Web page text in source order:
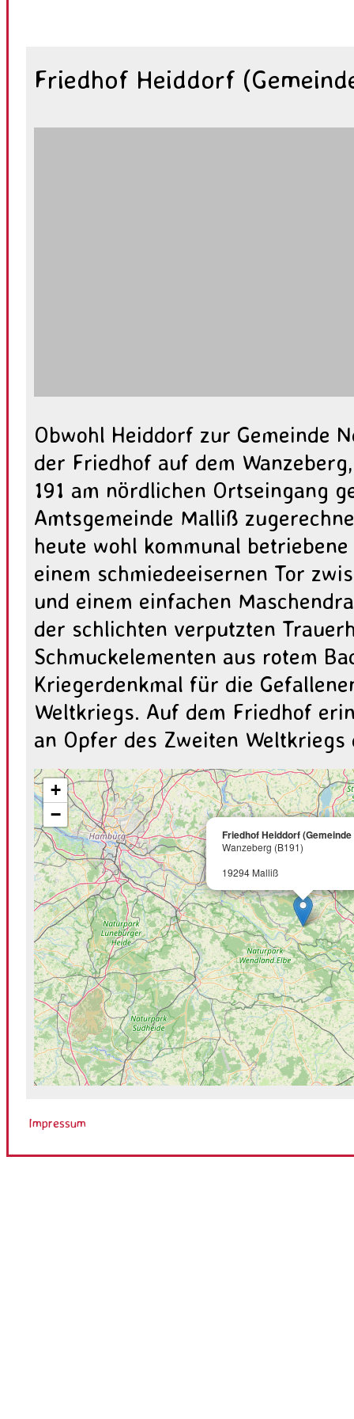
Friedhof Heiddorf
Obwohl Heiddorf zur Gemeinde
der Friedhof auf dem
191 am nördlichen Ortseingang
Amtsgemeinde Malliß
heute wohl kommunal
einem schmiedeeisernen Tor
und einem einfachen
der schlichten verputzten
Schmuckelementen aus rotem
Kriegerdenkmal für die
Weltkriegs. Auf dem Friedhof
an Opfer des Zweiten
Impressum